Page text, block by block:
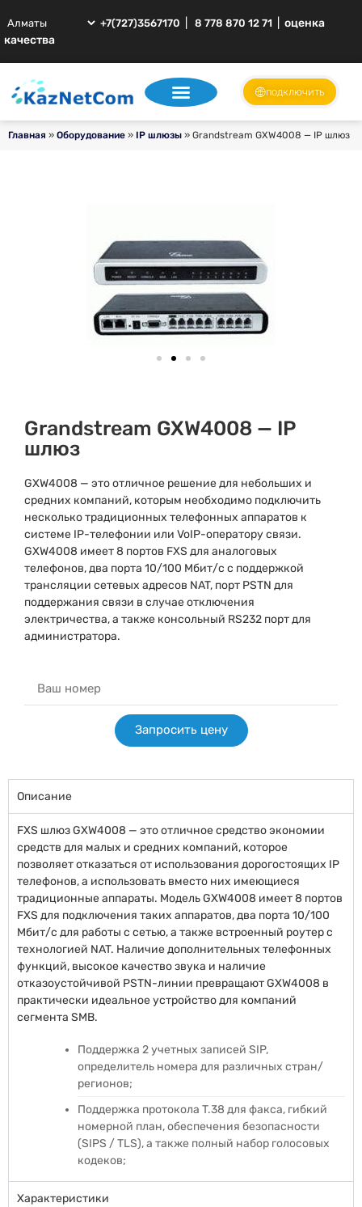
+7(727)3567170 8 778 870 12 71
оценка
качества
подключить
Главная » Оборудование » IP шлюзы » Grandstream GXW4008 — IP шлюз
Grandstream GXW4008 — IP
шлюз
GXW4008 — это отличное решение для небольших и
средних компаний, которым необходимо подключить
несколько традиционных телефонных аппаратов к
системе IP-телефонии или VoIP-оператору связи.
GXW4008 имеет 8 портов FXS для аналоговых
телефонов, два порта 10/100 Мбит/с с поддержкой
трансляции сетевых адресов NAT, порт PSTN для
поддержания связи в случае отключения
электричества, а также консольный RS232 порт для
администратора.
Запросить цену
Описание
FXS шлюз GXW4008 — это отличное средство экономии
средств для малых и средних компаний, которое
позволяет отказаться от использования дорогостоящих IP
телефонов, а использовать вместо них имеющиеся
традиционные аппараты. Модель GXW4008 имеет 8 портов
FXS для подключения таких аппаратов, два порта 10/100
Мбит/с для работы с сетью, а также встроенный роутер с
технологией NAT. Наличие дополнительных телефонных
функций, высокое качество звука и наличие
отказоустойчивой PSTN-линии превращают GXW4008 в
практически идеальное устройство для компаний
сегмента SMB.
Поддержка 2 учетных записей SIP,
определитель номера для различных стран/
регионов;
Поддержка протокола T.38 для факса, гибкий
номерной план, обеспечения безопасности
(SIPS / TLS), а также полный набор голосовых
кодеков;
Характеристики